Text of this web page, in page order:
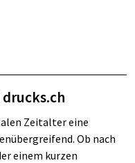
Zeitalter eine
Ob nach
einem kurzen